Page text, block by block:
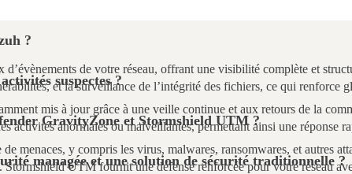
?
de votre réseau, offrant une visibilité complète et
et la surveillance de l’intégrité des fichiers, ce qui renforce
suspectes ?
mis à jour grâce à une veille continue et aux retours de la
activités anormales ou malveillantes, permettant ainsi une réponse
GravityZone et Stormshield UTM ?
menaces, y compris les virus, malwares, ransomwares, et autres
UTM fournit une défense renforcée pour votre réseau
managée et une solution de sécurité traditionnelle ?